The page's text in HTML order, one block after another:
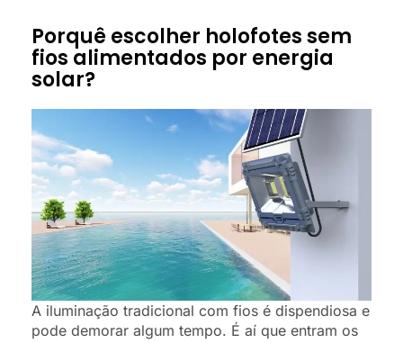
Porquê escolher holofotes sem
fios alimentados por energia
solar?
A iluminação tradicional com fios é dispendiosa e
pode demorar algum tempo. É aí que entram os